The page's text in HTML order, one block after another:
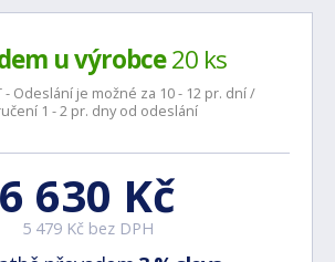
u výrobce20 ks
- Odeslání je možné za 10 - 12 pr. dní /
1 - 2 pr. dny od odeslání
6 630 Kč
5 479 Kč bez DPH